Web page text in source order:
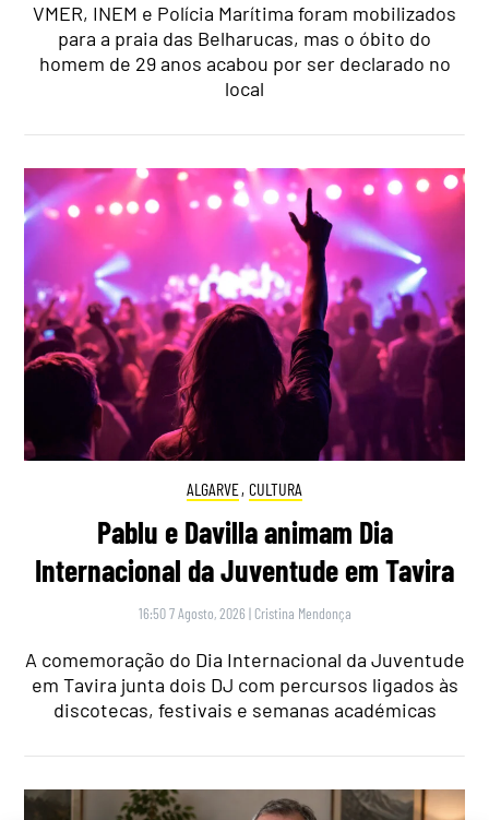
VMER, INEM e Polícia Marítima foram mobilizados
para a praia das Belharucas, mas o óbito do
homem de 29 anos acabou por ser declarado no
local
ALGARVE, CULTURA
Pablu e Davilla animam Dia
Internacional da Juventude em Tavira
16:50 7 Agosto, 2026 | Cristina Mendonça
A comemoração do Dia Internacional da Juventude
em Tavira junta dois DJ com percursos ligados às
discotecas, festivais e semanas académicas